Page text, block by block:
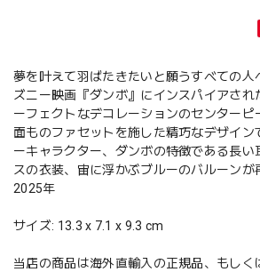
夢を叶えて羽ばたきたいと願うすべての人
ズニー映画『ダンボ』にインスパイアされ
ーフェクトなデコレーションのセンター
面ものファセットを施した精巧なデザイン
ーキャラクター、ダンボの特徴である長い
スの衣装、宙に浮かぶブルーのバルーンが
2025年
サイズ: 13.3 x 7.1 x 9.3 cm
当店の商品は海外直輸入の正規品、もしく